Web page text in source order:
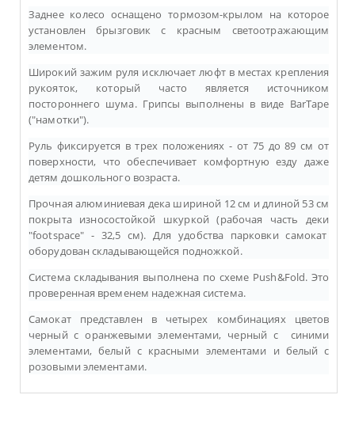
Заднее колесо оснащено тормозом-крылом на которое
установлен брызговик с красным светоотражающим
элементом.
Широкий зажим руля исключает люфт в местах крепления
рукояток, который часто является источником
постороннего шума. Грипсы выполнены в виде BarTape
("намотки").
Руль фиксируется в трех положениях - от 75 до 89 см от
поверхности, что обеспечивает комфортную езду даже
детям дошкольного возраста.
Прочная алюминиевая дека шириной 12 см и длиной 53 см
покрыта износостойкой шкуркой (рабочая часть деки
"footspace" - 32,5 см). Для удобства парковки самокат
оборудован складывающейся подножкой.
Система складывания выполнена по схеме Push&Fold. Это
проверенная временем надежная система.
Самокат представлен в четырех комбинациях цветов
черный с оранжевыми элементами, черный с синими
элементами, белый с красными элементами и белый с
розовыми элементами.